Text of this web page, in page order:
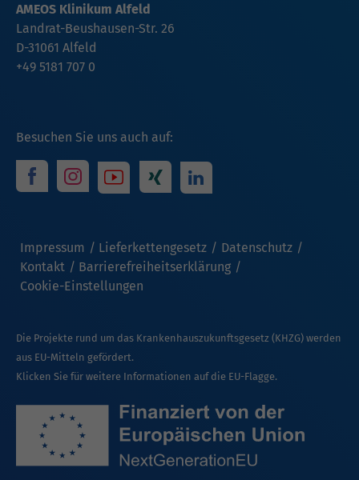
Besuchen Sie uns auch auf:
Impressum Lieferkettengesetz
Datenschutz
Kontakt
Barrierefreiheitserklärung
Cookie-Einstellungen
AMEOS Klinikum Alfeld
Landrat-Beushausen-Str. 26
D-31061 Alfeld
+49 5181 707 0
Die Projekte rund um das Krankenhauszukunftsgesetz (KHZG) werden
aus EU-Mitteln gefördert.
Klicken Sie für weitere Informationen auf die EU-Flagge.